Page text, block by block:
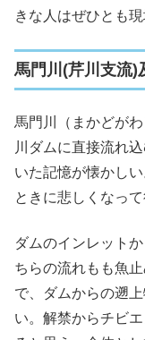
きな人はぜひとも
馬門川(芹川支流)
馬門川（まかどが
川ダムに直接流れ
いた記憶が懐かし
ときに悲しくなっ
ダムのインレット
ちらの流れもも魚
で、ダムからの遡
い。解禁からチビ